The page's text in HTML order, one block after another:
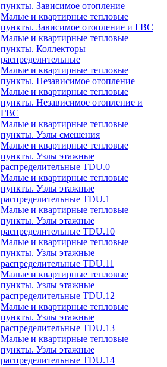
пункты. Зависимое отопление
Малые и квартирные тепловые
пункты. Зависимое отопление и ГВС
Малые и квартирные тепловые
пункты. Коллекторы
распределительные
Малые и квартирные тепловые
пункты. Независимое отопление
Малые и квартирные тепловые
пункты. Независимое отопление и
ГВС
Малые и квартирные тепловые
пункты. Узлы смешения
Малые и квартирные тепловые
пункты. Узлы этажные
распределительные TDU.0
Малые и квартирные тепловые
пункты. Узлы этажные
распределительные TDU.1
Малые и квартирные тепловые
пункты. Узлы этажные
распределительные TDU.10
Малые и квартирные тепловые
пункты. Узлы этажные
распределительные TDU.11
Малые и квартирные тепловые
пункты. Узлы этажные
распределительные TDU.12
Малые и квартирные тепловые
пункты. Узлы этажные
распределительные TDU.13
Малые и квартирные тепловые
пункты. Узлы этажные
распределительные TDU.14